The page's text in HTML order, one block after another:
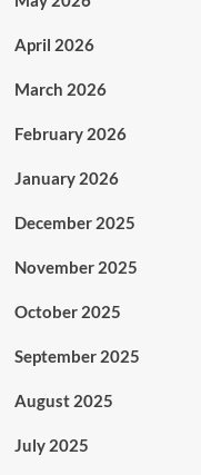
April 2026
March 2026
February 2026
January 2026
December 2025
November 2025
October 2025
September 2025
August 2025
July 2025